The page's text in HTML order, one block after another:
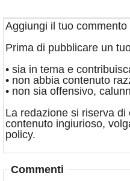
Aggiungi il tuo commento
Prima di pubblicare un
• sia in tema e
• non abbia contenuto
• non sia offensivo,
La redazione si riserva di
contenuto ingiurioso,
policy.
Commenti